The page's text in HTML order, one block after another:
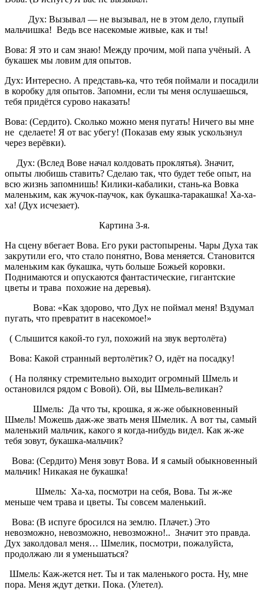
Дух: Вызывал — не вызывал, не в этом дело, глупый
мальчишка! Ведь все насекомые живые, как и ты!
Вова: Я это и сам знаю! Между прочим, мой папа учёный. А
букашек мы ловим для опытов.
Дух: Интересно. А представь-ка, что тебя поймали и посадили
в коробку для опытов. Запомни, если ты меня ослушаешься,
тебя придётся сурово наказать!
Вова: (Сердито). Сколько можно меня пугать! Ничего вы мне
не сделаете! Я от вас убегу! (Показав ему язык ускользнул
через верёвки).
Дух: (Вслед Вове начал колдовать проклятья). Значит,
опыты любишь ставить? Сделаю так, что будет тебе опыт, на
всю жизнь запомнишь! Килики-кабалики, стань-ка Вовка
маленьким, как жучок-паучок, как букашка-таракашка! Ха-ха-
ха! (Дух исчезает).
Картина 3-я.
На сцену вбегает Вова. Его руки растопырены. Чары Духа так
закрутили его, что стало понятно, Вова меняется. Становится
маленьким как букашка, чуть больше Божьей коровки.
Поднимаются и опускаются фантастические, гигантские
цветы и трава похожие на деревья).
Вова: «Как здорово, что Дух не поймал меня! Вздумал
пугать, что превратит в насекомое!»
( Слышится какой-то гул, похожий на звук вертолёта)
Вова: Какой странный вертолётик? О, идёт на посадку!
( На полянку стремительно выходит огромный Шмель и
остановился рядом с Вовой). Ой, вы Шмель-великан?
Шмель: Да что ты, крошка, я ж-же обыкновенный
Шмель! Можешь даж-же звать меня Шмелик. А вот ты, самый
маленький мальчик, какого я когда-нибудь видел. Как ж-же
тебя зовут, букашка-мальчик?
Вова: (Сердито) Меня зовут Вова. И я самый обыкновенный
мальчик! Никакая не букашка!
Шмель: Ха-ха, посмотри на себя, Вова. Ты ж-же
меньше чем трава и цветы. Ты совсем маленький.
Вова: (В испуге бросился на землю. Плачет.) Это
невозможно, невозможно, невозможно!.. Значит это правда.
Дух заколдовал меня… Шмелик, посмотри, пожалуйста,
продолжаю ли я уменьшаться?
Шмель: Каж-жется нет. Ты и так маленького роста. Ну, мне
пора. Меня ждут детки. Пока. (Улетел).